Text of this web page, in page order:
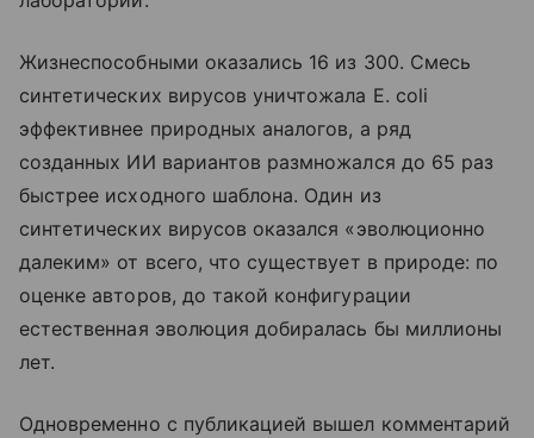
Жизнеспособными оказались 16 из 300. Смесь
синтетических вирусов уничтожала E. coli
эффективнее природных аналогов, а ряд
созданных ИИ вариантов размножался до 65 раз
быстрее исходного шаблона. Один из
синтетических вирусов оказался «эволюционно
далеким» от всего, что существует в природе: по
оценке авторов, до такой конфигурации
естественная эволюция добиралась бы миллионы
лет.
Одновременно с публикацией вышел комментарий